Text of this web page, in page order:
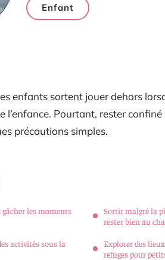
Enfant
enfants sortent jouer dehors
l’enfance. Pourtant, rester
précautions simples.
les moments
activités sous la
Sortir malgré la
rester bien au
Explorer des
refuges pour